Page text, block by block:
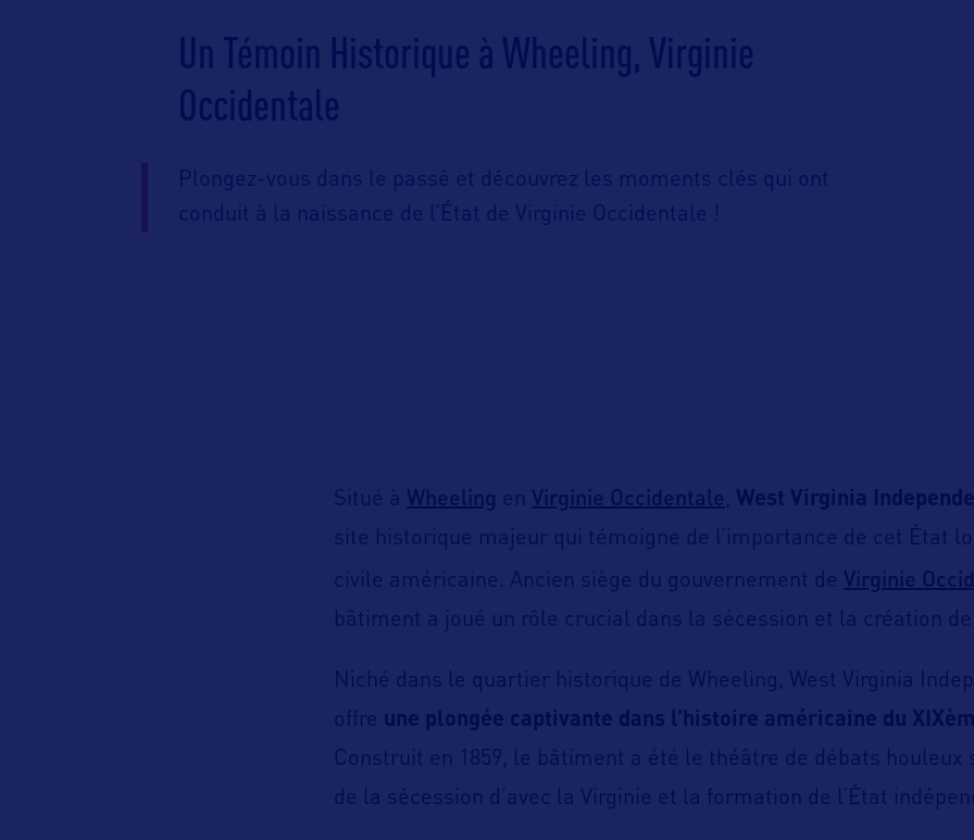
Un Témoin Historique à Wheeling, Virginie
Occidentale
Plongez-vous dans le passé et découvrez les moments clés qui ont
conduit à la naissance de l’État de Virginie Occidentale !
Situé à Wheeling en Virginie Occidentale , West Virginia
site historique majeur qui témoigne de l’importance de cet État
civile américaine. Ancien siège du gouvernement de Virginie
bâtiment a joué un rôle crucial dans la sécession et la création de
Niché dans le quartier historique de Wheeling, West Virginia
offre une plongée captivante dans l’histoire américaine du
Construit en 1859, le bâtiment a été le théâtre de débats houleux
de la sécession d’avec la Virginie et la formation de l’État